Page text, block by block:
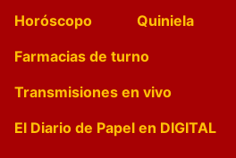
Horóscopo
Quiniela
Farmacias de turno
Transmisiones en vivo
El Diario de Papel en DIGITAL